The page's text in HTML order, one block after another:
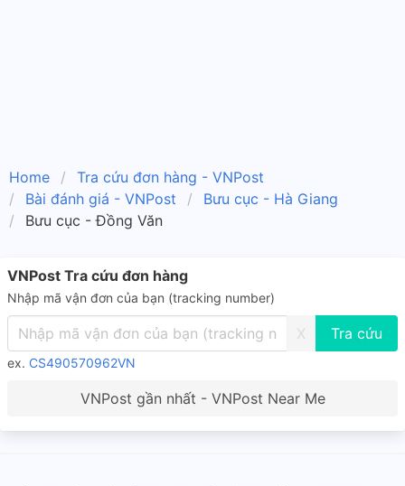
Home
Tra cứu đơn hàng - VNPost
Bài đánh giá - VNPost
Bưu cục - Hà Giang
Bưu cục - Đồng Văn
VNPost Tra cứu đơn hàng
Nhập mã vận đơn của bạn (tracking number)
X
ex. CS490570962VN
VNPost gần nhất - VNPost Near Me